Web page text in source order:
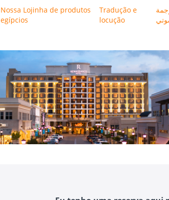
Nossa Lojinha de produtos
egípcios
Tradução e
locução